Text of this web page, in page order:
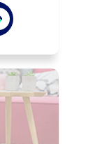
de
...).
dans
de